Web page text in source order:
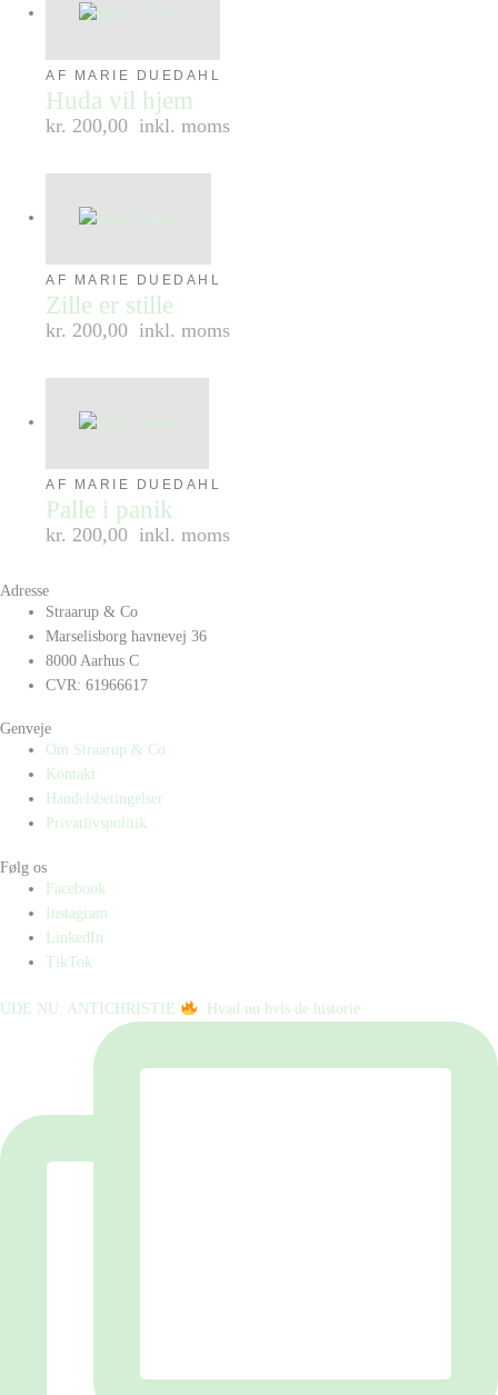
AF MARIE DUEDAHL
Huda vil hjem
kr. 200,00 inkl. moms
AF MARIE DUEDAHL
Zille er stille
kr. 200,00 inkl. moms
AF MARIE DUEDAHL
Palle i panik
kr. 200,00 inkl. moms
Adresse
Straarup & Co
Marselisborg havnevej 36
8000 Aarhus C
CVR: 61966617
Genveje
Om Straarup & Co
Kontakt
Handelsbetingelser
Privatlivspolitik
Følg os
Facebook
Instagram
LinkedIn
TikTok
UDE NU: ANTICHRISTIE ⁠ ⁠ Hvad nu hvis de historie